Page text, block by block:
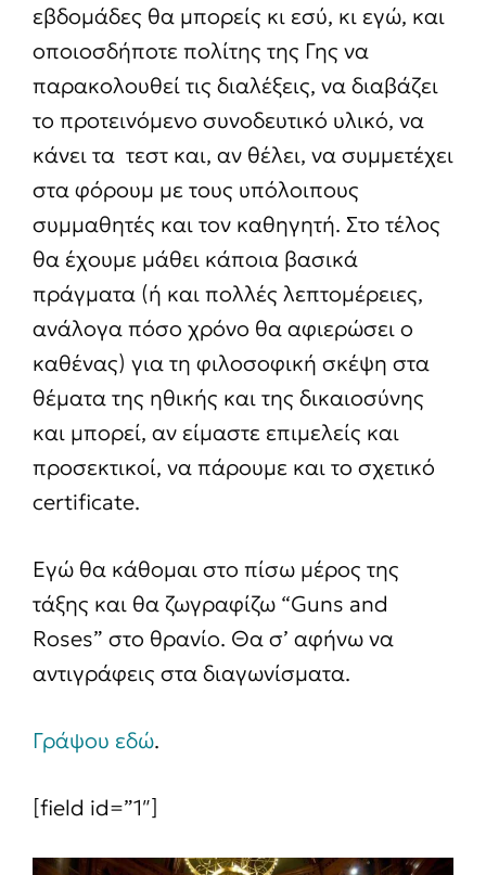
εβδομάδες θα μπορείς κι εσύ, κι εγώ, και
οποιοσδήποτε πολίτης της Γης να
παρακολουθεί τις διαλέξεις, να διαβάζει
το προτεινόμενο συνοδευτικό υλικό, να
κάνει τα τεστ και, αν θέλει, να συμμετέχει
στα φόρουμ με τους υπόλοιπους
συμμαθητές και τον καθηγητή. Στο τέλος
θα έχουμε μάθει κάποια βασικά
πράγματα (ή και πολλές λεπτομέρειες,
ανάλογα πόσο χρόνο θα αφιερώσει ο
καθένας) για τη φιλοσοφική σκέψη στα
θέματα της ηθικής και της δικαιοσύνης
και μπορεί, αν είμαστε επιμελείς και
προσεκτικοί, να πάρουμε και το σχετικό
certificate.
Εγώ θα κάθομαι στo πίσω μέρος της
τάξης και θα ζωγραφίζω “Guns and
Roses” στο θρανίο. Θα σ’ αφήνω να
αντιγράφεις στα διαγωνίσματα.
Γράψου εδώ.
[field id=”1″]